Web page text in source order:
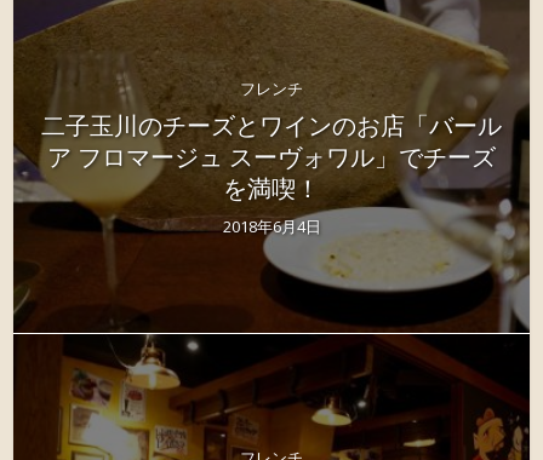
フレンチ
二子玉川のチーズとワインのお店「バール
ア フロマージュ スーヴォワル」でチーズ
を満喫！
2018年6月4日